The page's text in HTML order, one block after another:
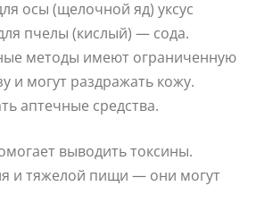
осы (щелочной яд) уксус
пчелы (кислый) — сода.
методы имеют ограниченную
и могут раздражать кожу.
аптечные средства.
выводить токсины.
и тяжелой пищи — они могут